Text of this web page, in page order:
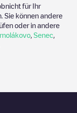
nicht für Ihr
Sie können andere
oder in andere
Senec